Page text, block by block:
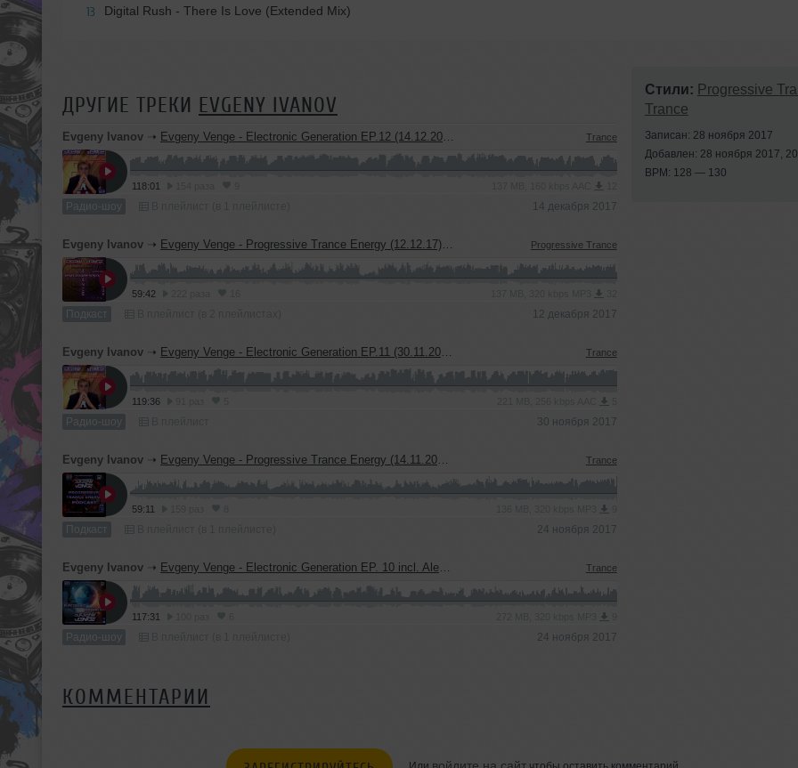
13 Digital Rush - There Is Love (Extended Mix)
ДРУГИЕ ТРЕКИ EVGENY IVANOV
Evgeny Ivanov ➝ Evgeny Venge - Electronic Generation EP.12 (14.12.2017) [Radioshow] [MiP] Trance
118:01
Радио-шоу 14 декабря 2017
Evgeny Ivanov ➝ Evgeny Venge - Progressive Trance Energy (12.12.17) [Podcast] [MiP] Progressive Trance
59:42
Подкаст 12 декабря 2017
Evgeny Ivanov ➝ Evgeny Venge - Electronic Generation EP.11 (30.11.2017) [Radioshow] [MiP] Trance
119:36
Радио-шоу 30 ноября 2017
Evgeny Ivanov ➝ Evgeny Venge - Progressive Trance Energy (14.11.2017) [Podcast] [MiP] Trance
59:11
Подкаст 24 ноября 2017
Evgeny Ivanov ➝ Evgeny Venge - Electronic Generation EP. 10 incl. Alexander Shevtsov Guest Mix (16.11.17) [Radioshow] [MiP] Trance
117:31
Радио-шоу 24 ноября 2017
Стили: Progressive
Trance
Записан: 28 ноября 2017
Добавлен: 28 ноября 2017,
BPM: 128 — 130
КОММЕНТАРИИ